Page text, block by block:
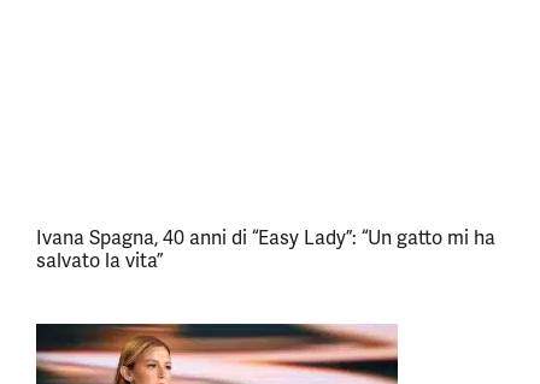
Ivana Spagna, 40 anni di “Easy Lady”: “Un gatto mi ha
salvato la vita”